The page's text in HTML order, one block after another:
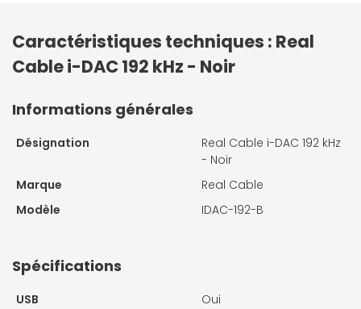
Caractéristiques techniques : Real
Cable i-DAC 192 kHz - Noir
Informations générales
Désignation
Real Cable i-DAC 192 kHz
- Noir
Marque
Real Cable
Modèle
IDAC-192-B
Spécifications
USB
Oui